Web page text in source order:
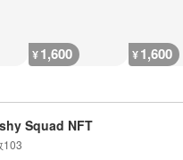
¥1,600 ¥1,600
Squad NFT
103